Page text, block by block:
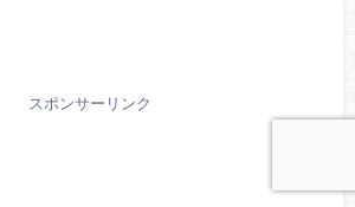
スポンサーリンク